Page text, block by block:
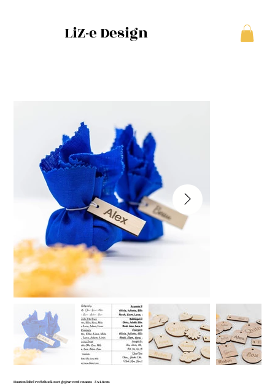
LiZ-e Design
Houten label rechthoek met gegraveerde naam - 5 x 1.6 cm